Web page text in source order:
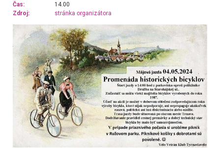
Čas:
14.00
Zdroj:
stránka organizátora